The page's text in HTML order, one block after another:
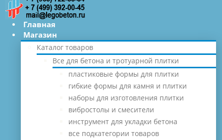
Главная
Магазин
Каталог товаров
Все для бетона и тротуарной плитки
пластиковые формы для плитки
гибкие формы для камня и плитки
наборы для изготовления плитки
вибростолы и смесители
инструмент для укладки бетона
все подкатегории товаров